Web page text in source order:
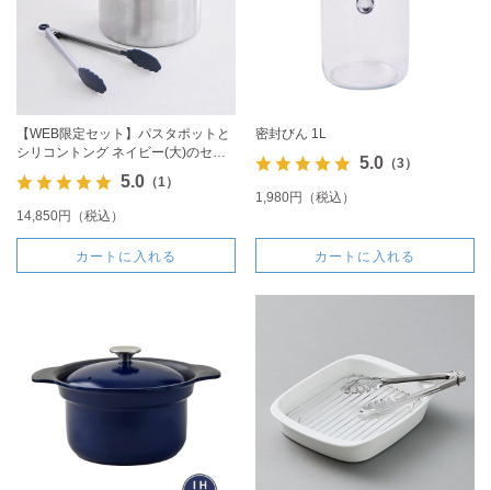
【WEB限定セット】パスタポットと
シリコントング ネイビー(大)のセッ
5.0（1）
14,850円（税込）
カートに入れる
密封びん 1L
5.0（3）
1,980円（税込）
カートに入れる